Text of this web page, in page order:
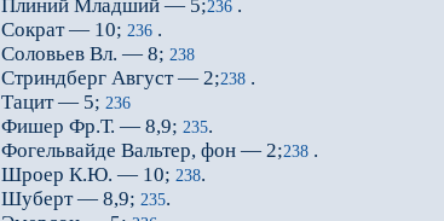
Плиний Младший — 5;236 .
Сократ — 10; 236 .
Соловьев Вл. — 8; 238
Стриндберг Август — 2;238 .
Тацит — 5; 236
Фишер Фр.Т. — 8,9; 235.
Фогельвайде Вальтер, фон — 2;238 .
Шроер К.Ю. — 10; 238.
Шуберт — 8,9; 235.